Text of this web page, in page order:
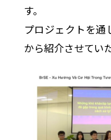
す。
プロジェクトを通
から紹介させてい